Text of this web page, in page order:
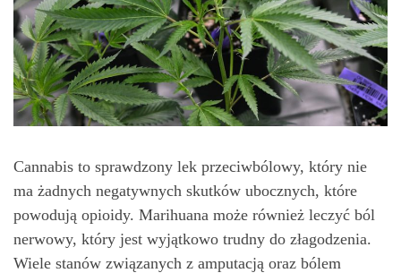
Cannabis to sprawdzony lek przeciwbólowy, który nie
ma żadnych negatywnych skutków ubocznych, które
powodują opioidy. Marihuana może również leczyć ból
nerwowy, który jest wyjątkowo trudny do złagodzenia.
Wiele stanów związanych z amputacją oraz bólem